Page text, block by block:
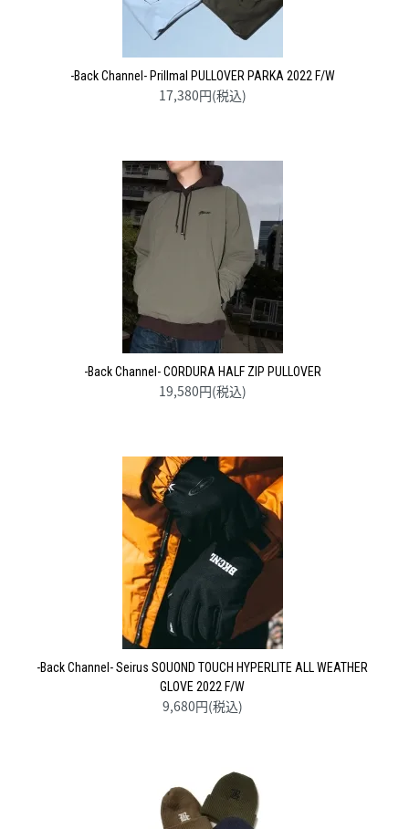
-Back Channel- Prillmal PULLOVER PARKA 2022 F/W
17,380円(税込)
-Back Channel- CORDURA HALF ZIP PULLOVER
19,580円(税込)
-Back Channel- Seirus SOUOND TOUCH HYPERLITE ALL WEATHER
GLOVE 2022 F/W
9,680円(税込)